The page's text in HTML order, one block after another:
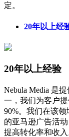
定。
20年以上经
20年以上经验
Nebula Media 是
一，我们为客户
90%。我们在该
的亚马逊广告活
提高转化率和收入